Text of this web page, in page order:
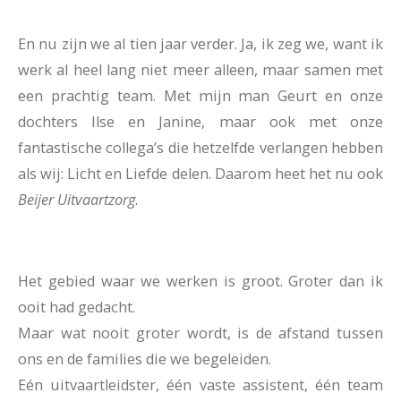
En nu zijn we al tien jaar verder. Ja, ik zeg we, want ik
werk al heel lang niet meer alleen, maar samen met
een prachtig team. Met mijn man Geurt en onze
dochters Ilse en Janine, maar ook met onze
fantastische collega’s die hetzelfde verlangen hebben
als wij: Licht en Liefde delen. Daarom heet het nu ook
Beijer Uitvaartzorg.
Het gebied waar we werken is groot. Groter dan ik
ooit had gedacht.
Maar wat nooit groter wordt, is de afstand tussen
ons en de families die we begeleiden.
Eén uitvaartleidster, één vaste assistent, één team